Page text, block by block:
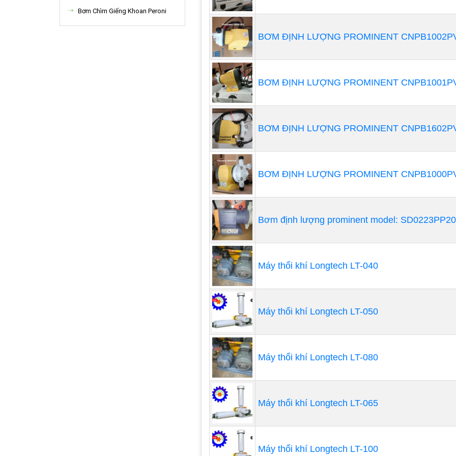
Bơm Chìm Giếng Khoan Peroni
được ưa thích khi vệ sinh là quan trọng vì tính đơn giản về cơ
sạch và lắp ráp lại.
Các ứng dụng chính của máy bơm bánh
Bơm bánh răng thường được sử dụng để bơm chất lỏng có
phẩm. Chúng được ưa chuộng trong bất kỳ ứng dụng nào
áp suất cao. Đầu ra của máy bơm bánh răng không bị ảnh
xu hướng được ưa chuộng hơn trong mọi tình huống nguồn
BƠM ĐỊNH LƯỢNG PROMINENT
BƠM ĐỊNH LƯỢNG PROMINENT
BƠM ĐỊNH LƯỢNG PROMINENT
BƠM ĐỊNH LƯỢNG PROMINENT
Bơm định lượng prominent model:
Máy thổi khí Longtech LT-040
Máy thổi khí Longtech LT-050
Máy thổi khí Longtech LT-080
Máy thổi khí Longtech LT-065
Máy thổi khí Longtech LT-100